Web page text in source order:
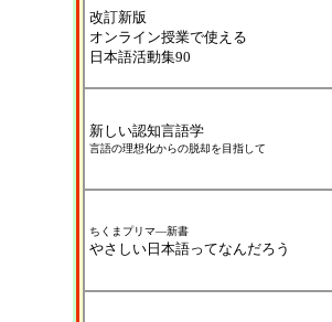
改訂新版
オンライン授業で使える
日本語活動集90
新しい認知言語学
言語の理想化からの脱却を目指して
ちくまプリマ―新書
やさしい日本語ってなんだろう